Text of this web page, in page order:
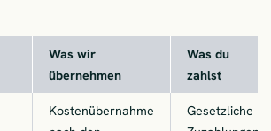
Was wir
übernehmen
Was du
zahlst
Kostenübernahme
Gesetzliche